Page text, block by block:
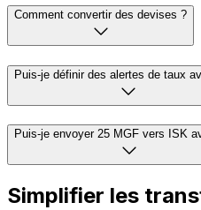
Comment convertir des devises ?
Puis-je définir des alertes de taux
Puis-je envoyer 25 MGF vers ISK
Simplifier les